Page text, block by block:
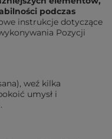
podczas
instrukcje dotyczące
Pozycji
weź kilka
umysł i